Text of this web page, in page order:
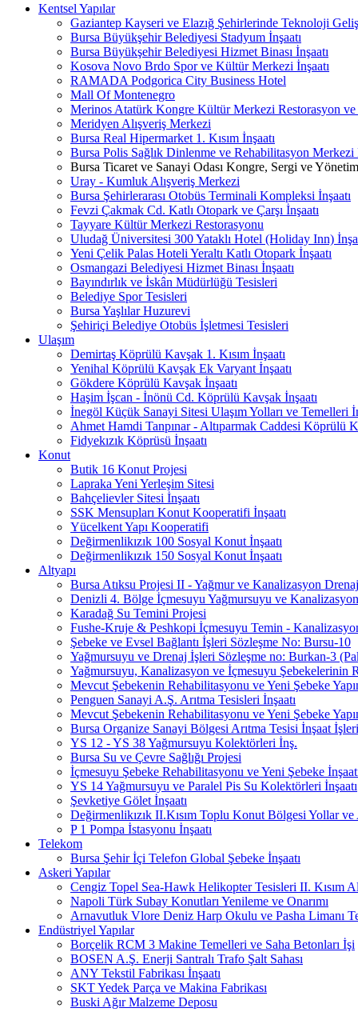
Kentsel Yapılar
Gaziantep Kayseri ve Elazığ Şehirlerinde Teknoloji
Bursa Büyükşehir Belediyesi Stadyum İnşaatı
Bursa Büyükşehir Belediyesi Hizmet Binası İnşaatı
Kosova Novo Brdo Spor ve Kültür Merkezi İnşaatı
RAMADA Podgorica City Business Hotel
Mall Of Montenegro
Merinos Atatürk Kongre Kültür Merkezi Restorasyon
Meridyen Alışveriş Merkezi
Bursa Real Hipermarket 1. Kısım İnşaatı
Bursa Polis Sağlık Dinlenme ve Rehabilitasyon Merkezi
Bursa Ticaret ve Sanayi Odası Kongre, Sergi ve
Uray - Kumluk Alışveriş Merkezi
Bursa Şehirlerarası Otobüs Terminali Kompleksi İnşaatı
Fevzi Çakmak Cd. Katlı Otopark ve Çarşı İnşaatı
Tayyare Kültür Merkezi Restorasyonu
Uludağ Üniversitesi 300 Yataklı Hotel (Holiday Inn)
Yeni Çelik Palas Hoteli Yeraltı Katlı Otopark İnşaatı
Osmangazi Belediyesi Hizmet Binası İnşaatı
Bayındırlık ve İskân Müdürlüğü Tesisleri
Belediye Spor Tesisleri
Bursa Yaşlılar Huzurevi
Şehiriçi Belediye Otobüs İşletmesi Tesisleri
Ulaşım
Demirtaş Köprülü Kavşak 1. Kısım İnşaatı
Yenihal Köprülü Kavşak Ek Varyant İnşaatı
Gökdere Köprülü Kavşak İnşaatı
Haşim İşcan - İnönü Cd. Köprülü Kavşak İnşaatı
İnegöl Küçük Sanayi Sitesi Ulaşım Yolları ve Temelleri
Ahmet Hamdi Tanpınar - Altıparmak Caddesi Köprülü
Fidyekızık Köprüsü İnşaatı
Konut
Butik 16 Konut Projesi
Lapraka Yeni Yerleşim Sitesi
Bahçelievler Sitesi İnşaatı
SSK Mensupları Konut Kooperatifi İnşaatı
Yücelkent Yapı Kooperatifi
Değirmenlikızık 100 Sosyal Konut İnşaatı
Değirmenlikızık 150 Sosyal Konut İnşaatı
Altyapı
Bursa Atıksu Projesi II - Yağmur ve Kanalizasyon
Denizli 4. Bölge İçmesuyu Yağmursuyu ve
Karadağ Su Temini Projesi
Fushe-Kruje & Peshkopi İçmesuyu Temin -
Şebeke ve Evsel Bağlantı İşleri Sözleşme No: Bursu-10
Yağmursuyu ve Drenaj İşleri Sözleşme no: Burkan-3
Yağmursuyu, Kanalizasyon ve İçmesuyu Şebekelerinin
Mevcut Şebekenin Rehabilitasyonu ve Yeni Şebeke
Penguen Sanayi A.Ş. Arıtma Tesisleri İnşaatı
Mevcut Şebekenin Rehabilitasyonu ve Yeni Şebeke
Bursa Organize Sanayi Bölgesi Arıtma Tesisi İnşaat İşleri
YS 12 - YS 38 Yağmursuyu Kolektörleri İnş.
Bursa Su ve Çevre Sağlığı Projesi
İçmesuyu Şebeke Rehabilitasyonu ve Yeni Şebeke
YS 14 Yağmursuyu ve Paralel Pis Su Kolektörleri İnşaatı
Şevketiye Gölet İnşaatı
Değirmenlikızık II.Kısım Toplu Konut Bölgesi Yollar ve
P 1 Pompa İstasyonu İnşaatı
Telekom
Bursa Şehir İçi Telefon Global Şebeke İnşaatı
Askeri Yapılar
Cengiz Topel Sea-Hawk Helikopter Tesisleri II. Kısım
Napoli Türk Subay Konutları Yenileme ve Onarımı
Arnavutluk Vlore Deniz Harp Okulu ve Pasha Limanı
Endüstriyel Yapılar
Borçelik RCM 3 Makine Temelleri ve Saha Betonları İşi
BOSEN A.Ş. Enerji Santralı Trafo Şalt Sahası
ANY Tekstil Fabrikası İnşaatı
SKT Yedek Parça ve Makina Fabrikası
Buski Ağır Malzeme Deposu